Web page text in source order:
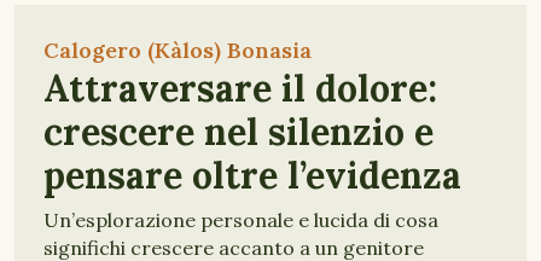
Calogero (Kàlos) Bonasia
Attraversare il dolore:
crescere nel silenzio e
pensare oltre l’evidenza
Un’esplorazione personale e lucida di cosa
significhi crescere accanto a un genitore